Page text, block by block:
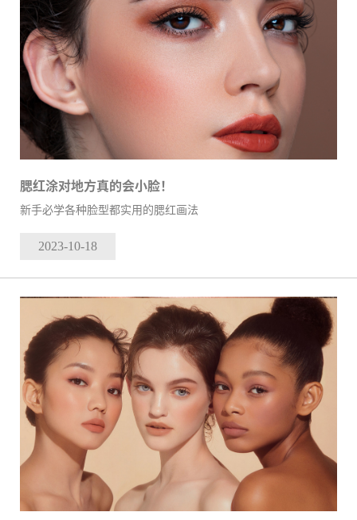
腮红涂对地方真的会小脸！
新手必学各种脸型都实用的腮红画法
2023-10-18